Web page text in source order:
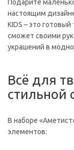
Подарите
настоящим
KIDS – это
сможет своими
украшений в
Всё для
стильной
В наборе
элементов: